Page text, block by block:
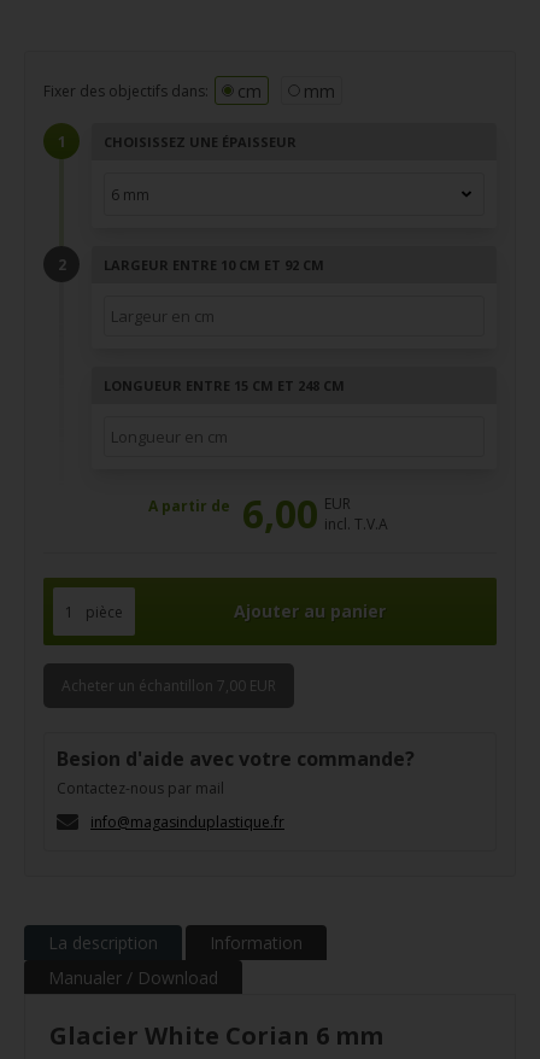
Fixer des objectifs dans: cm mm
CHOISISSEZ UNE ÉPAISSEUR
LARGEUR ENTRE 10 CM ET 92 CM
LONGUEUR ENTRE 15 CM ET 248 CM
A partir de 6,00 EUR
incl. T.V.A
pièce
Acheter un échantillon 7,00 EUR
Besion d'aide avec votre commande?
Contactez-nous par mail
info@magasinduplastique.fr
La description
Information
Manualer / Download
Glacier White Corian 6 mm